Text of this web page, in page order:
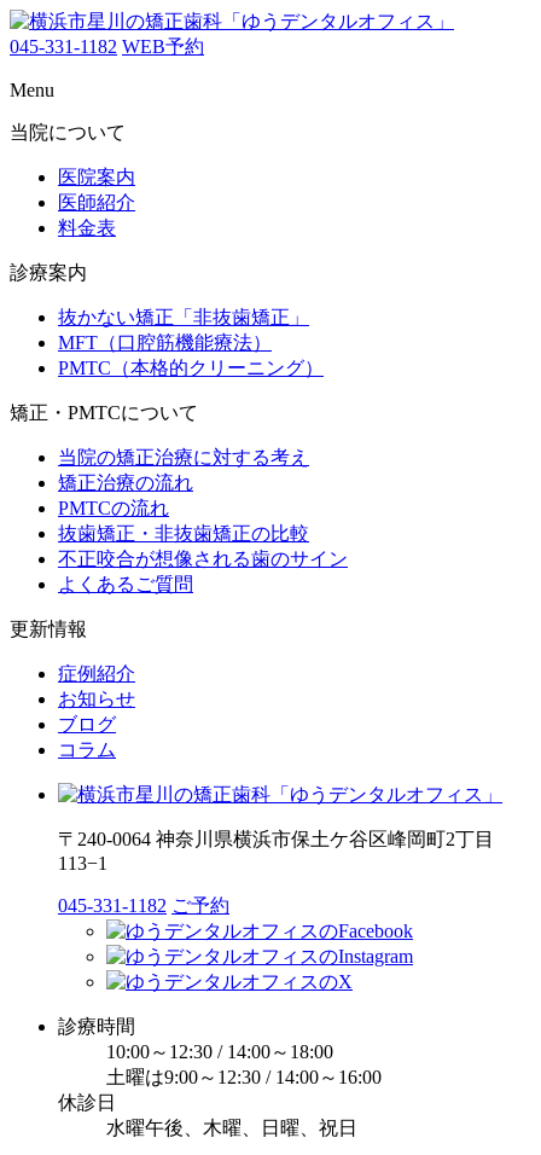
045-331-1182 WEB予約
Menu
当院について
医院案内
医師紹介
料金表
診療案内
抜かない矯正「非抜歯矯正」
MFT（口腔筋機能療法）
PMTC（本格的クリーニング）
矯正・PMTCについて
当院の矯正治療に対する考え
矯正治療の流れ
PMTCの流れ
抜歯矯正・非抜歯矯正の比較
不正咬合が想像される歯のサイン
よくあるご質問
更新情報
症例紹介
お知らせ
ブログ
コラム
〒240-0064 神奈川県横浜市保土ケ谷区峰岡町2丁目
113−1
045-331-1182 ご予約
診療時間
10:00～12:30 / 14:00～18:00
土曜は9:00～12:30 / 14:00～16:00
休診日
水曜午後、木曜、日曜、祝日